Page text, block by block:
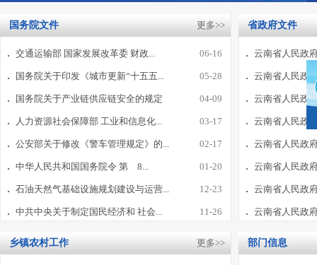
国务院文件 更多>>
交通运输部 国家发展改革委 财政... 06-16
国务院关于印发《城市更新“十五五... 05-28
国务院关于产业链供应链安全的规定 04-09
人力资源社会保障部 工业和信息化... 03-17
公安部关于修改《警车管理规定》的... 02-17
中华人民共和国国务院令 第 8... 01-20
石油天然气基础设施规划建设与运营... 12-23
中共中央关于制定国民经济和 社会... 11-26
乡镇农村工作 更多>>
省政府文件
云南省人民政
云南省人民政
云南省人民政
云南省人民政
云南省人民政
云南省人民政
云南省人民政
云南省人民政
部门信息